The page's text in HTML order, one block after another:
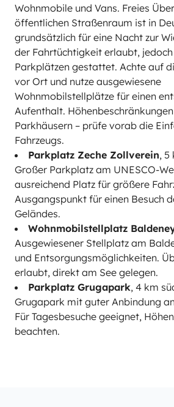
Wohnmobile und Vans. Freies
öffentlichen Straßenraum ist in
grundsätzlich für eine Nacht zur
der Fahrtüchtigkeit erlaubt,
Parkplätzen gestattet. Achte auf
vor Ort und nutze ausgewiesene
Wohnmobilstellplätze für einen
Aufenthalt.
Parkhäusern – prüfe vorab die
Fahrzeugs.
Parkplatz Zeche Zollverein, 5
Großer Parkplatz am UNESCO-
ausreichend Platz für größere
Ausgangspunkt für einen Besuch
Geländes.
Wohnmobilstellplatz
Ausgewiesener Stellplatz am
und Entsorgungsmöglichkeiten.
erlaubt, direkt am See gelegen.
Parkplatz Grugapark, 4 km
Grugapark mit guter Anbindung
Für Tagesbesuche geeignet,
beachten.